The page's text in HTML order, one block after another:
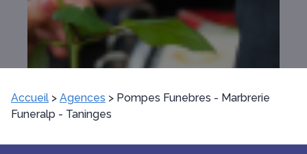
Accueil > Agences > Pompes Funebres - Marbrerie
Funeralp - Taninges